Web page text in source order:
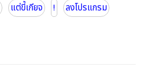
แต่ขี้เกียจ !
ลงโปรแกรม